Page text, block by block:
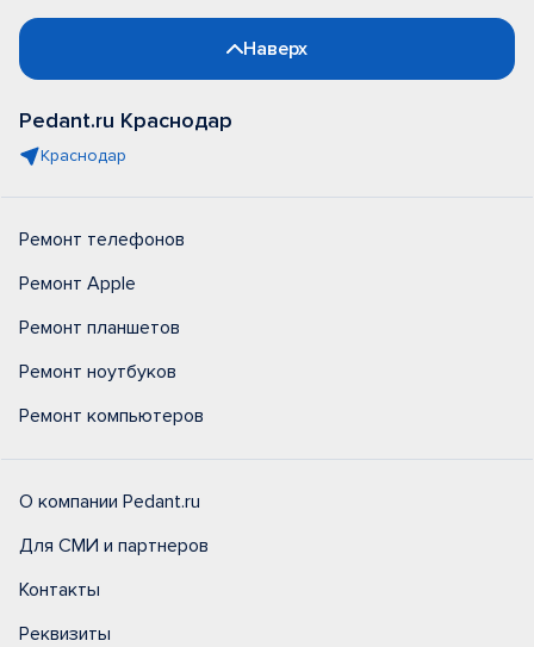
Наверх
Pedant.ru Краснодар
Краснодар
Ремонт телефонов
Ремонт Apple
Ремонт планшетов
Ремонт ноутбуков
Ремонт компьютеров
О компании Pedant.ru
Для СМИ и партнеров
Контакты
Реквизиты